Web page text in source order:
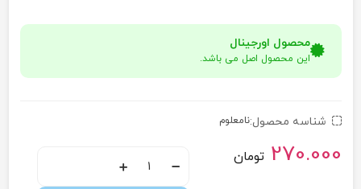
محصول اورجینال
این محصول اصل می باشد.
شناسه محصول:نامعلوم
تومان270.000